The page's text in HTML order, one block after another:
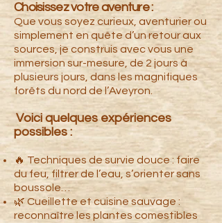
Choisissez votre aventure :
Que vous soyez curieux, aventurier ou
simplement en quête d’un retour aux
sources, je construis avec vous une
immersion sur-mesure, de 2 jours à
plusieurs jours, dans les magnifiques
forêts du nord de l’Aveyron.
Voici quelques expériences
possibles :
🔥 Techniques de survie douce : faire
du feu, filtrer de l’eau, s’orienter sans
boussole…
🌿 Cueillette et cuisine sauvage :
reconnaître les plantes comestibles